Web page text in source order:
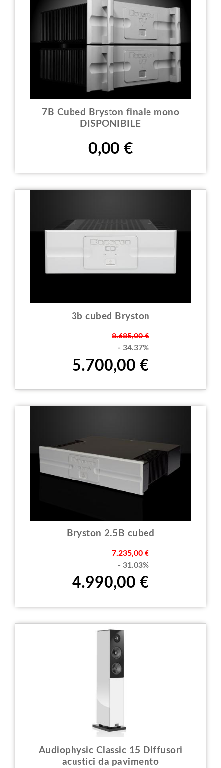
7B Cubed Bryston finale mono
DISPONIBILE
Prezzo
0,00 €
3b cubed Bryston
8.685,00 €
- 34.37%
5.700,00 €
Bryston 2.5B cubed
7.235,00 €
- 31.03%
4.990,00 €
Audiophysic Classic 15 Diffusori
acustici da pavimento